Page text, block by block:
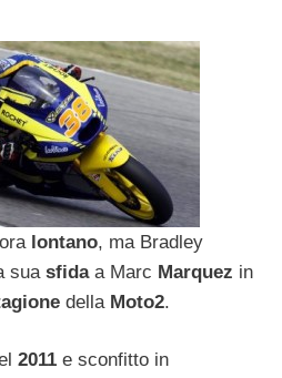
lontano, ma Bradley
sua sfidaa Marc Marquez in
della Moto2.
2011 e sconfitto in